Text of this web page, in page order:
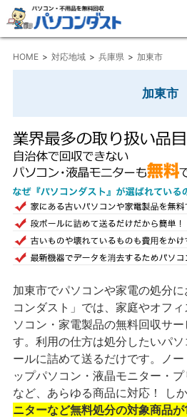
HOME 対応地域 兵庫県 加東市
加東市
加東市でパソコンや家電の処分
コンダスト」では、家庭やオフ
ソコン・家電製品の無料回収サ
す。利用の仕方は処分したいパ
ールに詰めて送るだけです。ノ
ップパソコン・液晶モニター・
など、あらゆる商品に対応！ し
ニターなど無料処分の対象商品が